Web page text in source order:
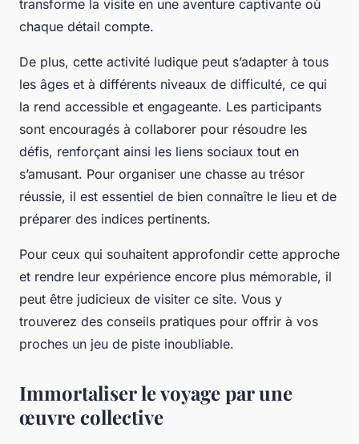
transforme la visite en une aventure captivante où
chaque détail compte.
De plus, cette activité ludique peut s’adapter à tous
les âges et à différents niveaux de difficulté, ce qui
la rend accessible et engageante. Les participants
sont encouragés à collaborer pour résoudre les
défis, renforçant ainsi les liens sociaux tout en
s’amusant. Pour organiser une chasse au trésor
réussie, il est essentiel de bien connaître le lieu et de
préparer des indices pertinents.
Pour ceux qui souhaitent approfondir cette approche
et rendre leur expérience encore plus mémorable, il
peut être judicieux de visiter ce site. Vous y
trouverez des conseils pratiques pour offrir à vos
proches un jeu de piste inoubliable.
Immortaliser le voyage par une
œuvre collective